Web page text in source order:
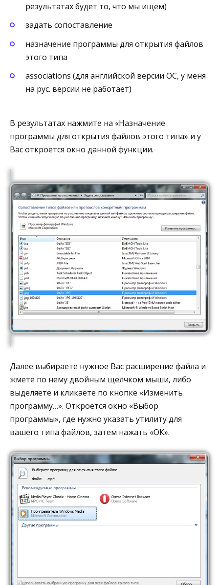
результатах будет то, что мы ищем)
задать сопоставление
назначение программы для открытия файлов
этого типа
associations (для английской версии ОС, у меня
на рус. версии не работает)
В результатах нажмите на «Назначение
программы для открытия файлов этого типа» и у
Вас откроется окно данной функции.
Далее выбираете нужное Вас расширение файла и
жмете по нему двойным щелчком мыши, либо
выделяете и кликаете по кнопке «Изменить
программу…». Откроется окно «Выбор
программы», где нужно указать утилиту для
вашего типа файлов, затем нажать «ОК».